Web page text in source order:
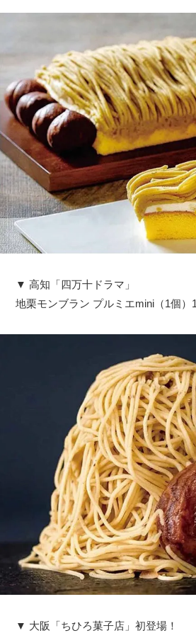
▼ 高知「四万十ドラマ」
地栗モンブラン プルミエmini（1個）
▼ 大阪「ちひろ菓子店」初登場！